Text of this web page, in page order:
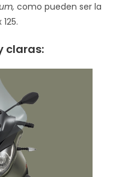
como pueden ser la
claras: